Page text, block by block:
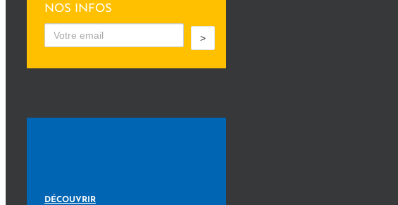
NOS INFOS
>
DÉCOUVRIR